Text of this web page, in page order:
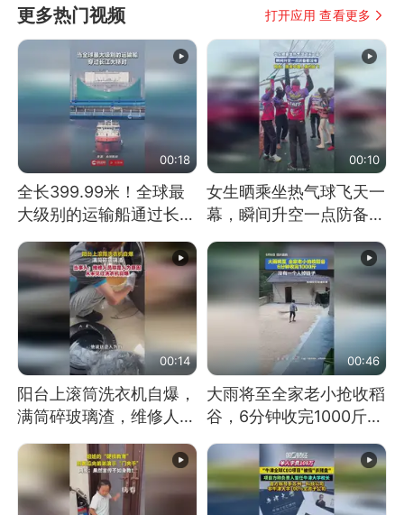
更多热门视频 打开应用 查看更多
00:18
全长399.99米！全球最
大级别的运输船通过长江
00:10
女生晒乘坐热气球飞天一
幕，瞬间升空一点防备都
00:14
阳台上滚筒洗衣机自爆，
满筒碎玻璃渣，维修人员
洗衣机自爆
00:46
大雨将至全家老小抢收稻
谷，6分钟收完1000斤，